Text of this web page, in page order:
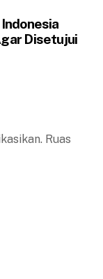
Disetujui
Ruas